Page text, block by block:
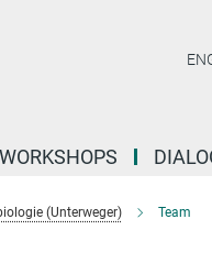
WORKSHOPS
(Unterweger) Team